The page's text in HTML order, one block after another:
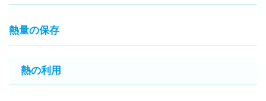
熱量の保存
熱の利用